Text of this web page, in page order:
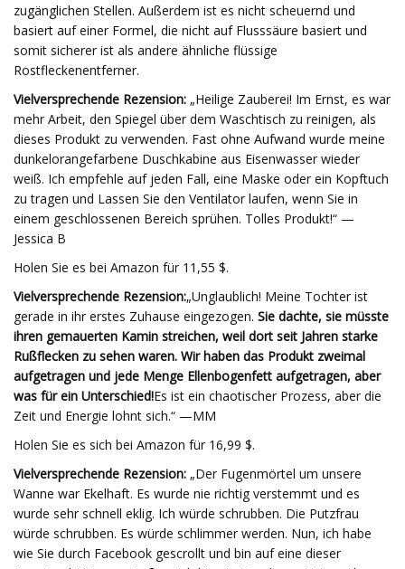
zugänglichen Stellen. Außerdem ist es nicht scheuernd und
basiert auf einer Formel, die nicht auf Flusssäure basiert und
somit sicherer ist als andere ähnliche flüssige
Rostfleckenentferner.
Vielversprechende Rezension: „Heilige Zauberei! Im Ernst, es war
mehr Arbeit, den Spiegel über dem Waschtisch zu reinigen, als
dieses Produkt zu verwenden. Fast ohne Aufwand wurde meine
dunkelorangefarbene Duschkabine aus Eisenwasser wieder
weiß. Ich empfehle auf jeden Fall, eine Maske oder ein Kopftuch
zu tragen und Lassen Sie den Ventilator laufen, wenn Sie in
einem geschlossenen Bereich sprühen. Tolles Produkt!“ —
Jessica B
Holen Sie es bei Amazon für 11,55 $.
Vielversprechende Rezension:„Unglaublich! Meine Tochter ist
gerade in ihr erstes Zuhause eingezogen. Sie dachte, sie müsste
ihren gemauerten Kamin streichen, weil dort seit Jahren starke
Rußflecken zu sehen waren. Wir haben das Produkt zweimal
aufgetragen und jede Menge Ellenbogenfett aufgetragen, aber
was für ein Unterschied!Es ist ein chaotischer Prozess, aber die
Zeit und Energie lohnt sich.“ —MM
Holen Sie es sich bei Amazon für 16,99 $.
Vielversprechende Rezension: „Der Fugenmörtel um unsere
Wanne war Ekelhaft. Es wurde nie richtig verstemmt und es
wurde sehr schnell eklig. Ich würde schrubben. Die Putzfrau
würde schrubben. Es würde schlimmer werden. Nun, ich habe
wie Sie durch Facebook gescrollt und bin auf eine dieser